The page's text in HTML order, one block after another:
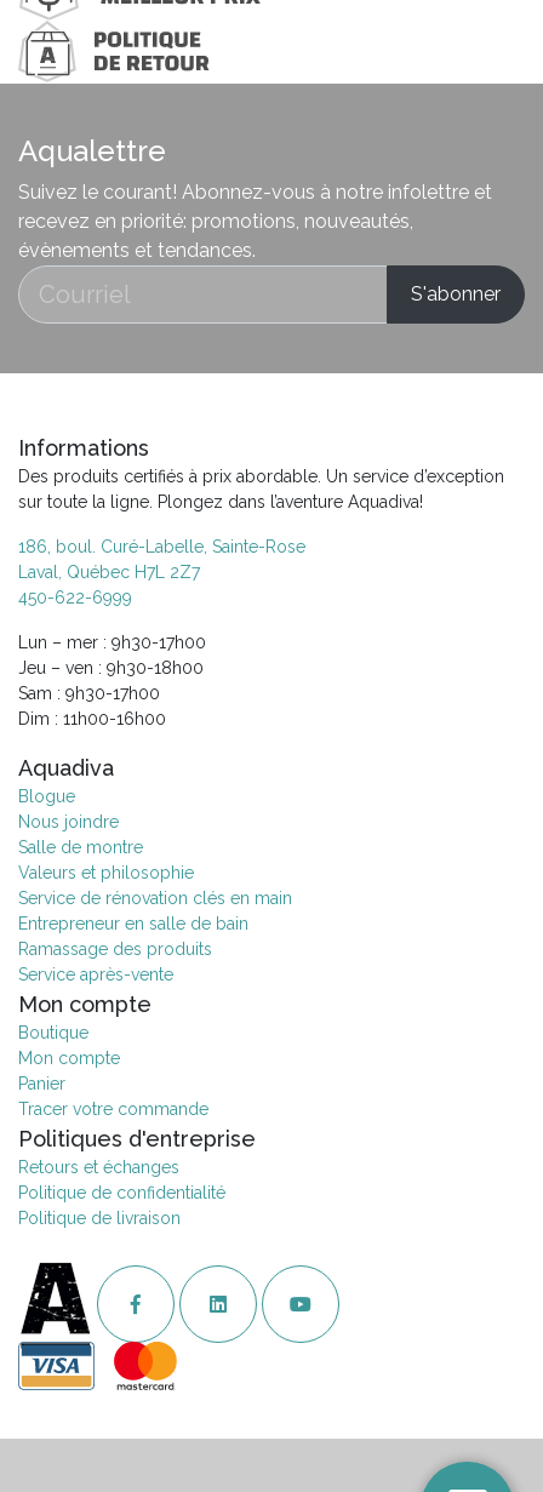
Aqualettre
Suivez le courant! Abonnez-vous à notre infolettre et
recevez en priorité: promotions, nouveautés,
évènements et tendances.
Informations
Des produits certifiés à prix abordable. Un service d’exception
sur toute la ligne. Plongez dans l’aventure Aquadiva!
186, boul. Curé-Labelle, Sainte-Rose
Laval, Québec H7L 2Z7
450-622-6999
Lun – mer : 9h30-17h00
Jeu – ven : 9h30-18h00
Sam : 9h30-17h00
Dim : 11h00-16h00
Aquadiva
Blogue
Nous joindre
Salle de montre
Valeurs et philosophie
Service de rénovation clés en main
Entrepreneur en salle de bain
Ramassage des produits
Service après-vente
Mon compte
Boutique
Mon compte
Panier
Tracer votre commande
Politiques d'entreprise
Retours et échanges
Politique de confidentialité
Politique de livraison